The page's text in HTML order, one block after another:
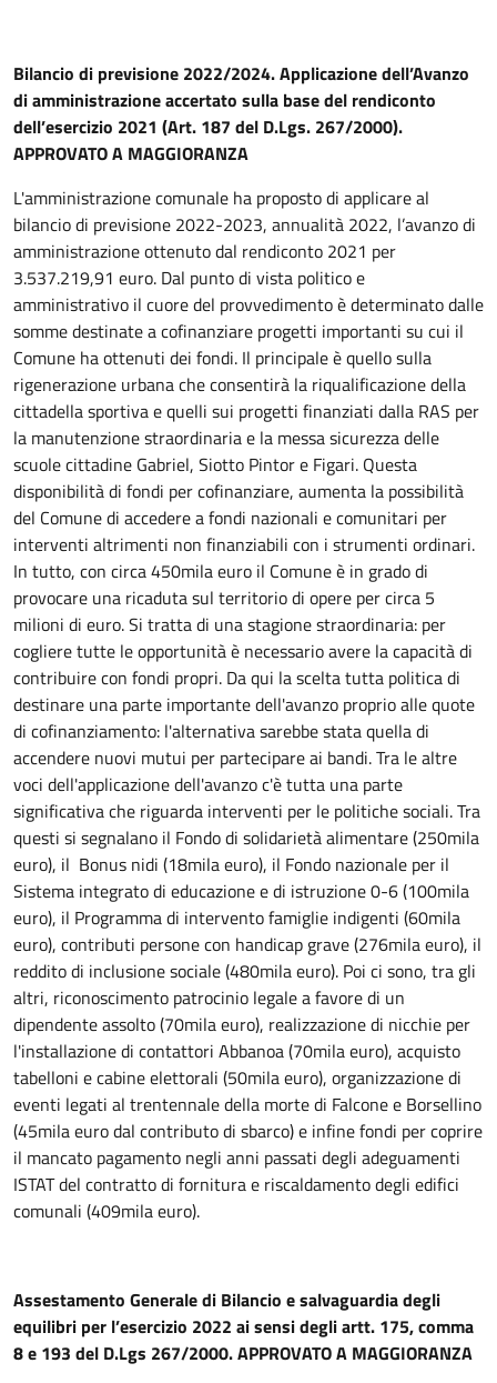
Bilancio di previsione 2022/2024. Applicazione dell’Avanzo
di amministrazione accertato sulla base del rendiconto
dell’esercizio 2021 (Art. 187 del D.Lgs. 267/2000).
APPROVATO A MAGGIORANZA
L'amministrazione comunale ha proposto di applicare al
bilancio di previsione 2022-2023, annualità 2022, l’avanzo di
amministrazione ottenuto dal rendiconto 2021 per
3.537.219,91 euro. Dal punto di vista politico e
amministrativo il cuore del provvedimento è determinato dalle
somme destinate a cofinanziare progetti importanti su cui il
Comune ha ottenuti dei fondi. Il principale è quello sulla
rigenerazione urbana che consentirà la riqualificazione della
cittadella sportiva e quelli sui progetti finanziati dalla RAS per
la manutenzione straordinaria e la messa sicurezza delle
scuole cittadine Gabriel, Siotto Pintor e Figari. Questa
disponibilità di fondi per cofinanziare, aumenta la possibilità
del Comune di accedere a fondi nazionali e comunitari per
interventi altrimenti non finanziabili con i strumenti ordinari.
In tutto, con circa 450mila euro il Comune è in grado di
provocare una ricaduta sul territorio di opere per circa 5
milioni di euro. Si tratta di una stagione straordinaria: per
cogliere tutte le opportunità è necessario avere la capacità di
contribuire con fondi propri. Da qui la scelta tutta politica di
destinare una parte importante dell'avanzo proprio alle quote
di cofinanziamento: l'alternativa sarebbe stata quella di
accendere nuovi mutui per partecipare ai bandi. Tra le altre
voci dell'applicazione dell'avanzo c'è tutta una parte
significativa che riguarda interventi per le politiche sociali. Tra
questi si segnalano il Fondo di solidarietà alimentare (250mila
euro), il Bonus nidi (18mila euro), il Fondo nazionale per il
Sistema integrato di educazione e di istruzione 0-6 (100mila
euro), il Programma di intervento famiglie indigenti (60mila
euro), contributi persone con handicap grave (276mila euro), il
reddito di inclusione sociale (480mila euro). Poi ci sono, tra gli
altri, riconoscimento patrocinio legale a favore di un
dipendente assolto (70mila euro), realizzazione di nicchie per
l'installazione di contattori Abbanoa (70mila euro), acquisto
tabelloni e cabine elettorali (50mila euro), organizzazione di
eventi legati al trentennale della morte di Falcone e Borsellino
(45mila euro dal contributo di sbarco) e infine fondi per coprire
il mancato pagamento negli anni passati degli adeguamenti
ISTAT del contratto di fornitura e riscaldamento degli edifici
comunali (409mila euro).
Assestamento Generale di Bilancio e salvaguardia degli
equilibri per l’esercizio 2022 ai sensi degli artt. 175, comma
8 e 193 del D.Lgs 267/2000. APPROVATO A MAGGIORANZA